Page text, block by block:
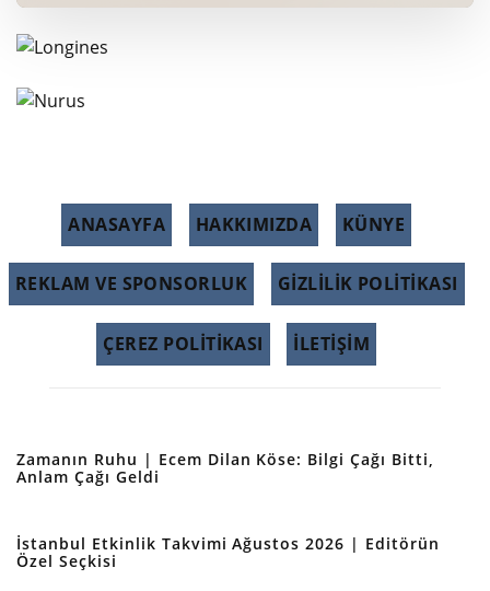
ANASAYFA HAKKIMIZDA KÜNYE
REKLAM VE SPONSORLUK GIZLILIK POLITIKASI
ÇEREZ POLITIKASI İLETİŞİM
Zamanın Ruhu | Ecem Dilan Köse: Bilgi Çağı Bitti,
Anlam Çağı Geldi
İstanbul Etkinlik Takvimi Ağustos 2026 | Editörün
Özel Seçkisi